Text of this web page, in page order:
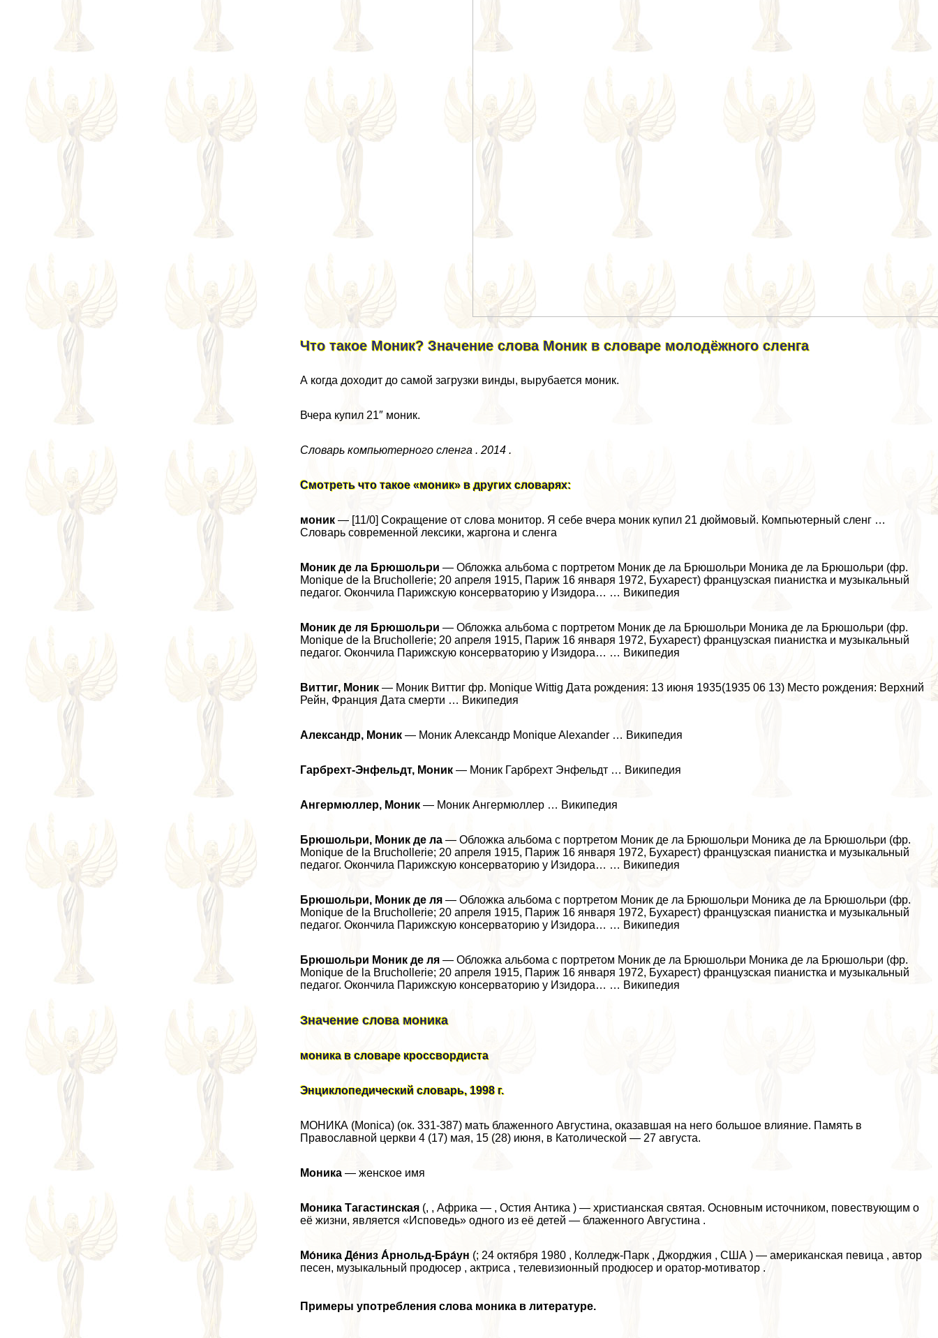
Что такое Моник? Значение слова Моник в словаре молодёжного сленга
А когда доходит до самой загрузки винды, вырубается моник.
Вчера купил 21″ моник.
Словарь компьютерного сленга . 2014 .
Смотреть что такое «моник» в других словарях:
моник — [11/0] Сокращение от слова монитор. Я себе вчера моник купил 21 дюймовый. Компьютерный сленг …
Cловарь современной лексики, жаргона и сленга
Моник де ла Брюшольри — Обложка альбома с портретом Моник де ла Брюшольри Моника де ла Брюшольри (фр.
Monique de la Bruchollerie; 20 апреля 1915, Париж 16 января 1972, Бухарест) французская пианистка и музыкальный
педагог. Окончила Парижскую консерваторию у Изидора… … Википедия
Моник де ля Брюшольри — Обложка альбома с портретом Моник де ла Брюшольри Моника де ла Брюшольри (фр.
Monique de la Bruchollerie; 20 апреля 1915, Париж 16 января 1972, Бухарест) французская пианистка и музыкальный
педагог. Окончила Парижскую консерваторию у Изидора… … Википедия
Виттиг, Моник — Моник Виттиг фр. Monique Wittig Дата рождения: 13 июня 1935(1935 06 13) Место рождения: Верхний
Рейн, Франция Дата cмepти … Википедия
Александр, Моник — Моник Александр Monique Alexander … Википедия
Гарбрехт-Энфельдт, Моник — Моник Гарбрехт Энфельдт … Википедия
Ангермюллер, Моник — Моник Ангермюллер … Википедия
Брюшольри, Моник де ла — Обложка альбома с портретом Моник де ла Брюшольри Моника де ла Брюшольри (фр.
Monique de la Bruchollerie; 20 апреля 1915, Париж 16 января 1972, Бухарест) французская пианистка и музыкальный
педагог. Окончила Парижскую консерваторию у Изидора… … Википедия
Брюшольри, Моник де ля — Обложка альбома с портретом Моник де ла Брюшольри Моника де ла Брюшольри (фр.
Monique de la Bruchollerie; 20 апреля 1915, Париж 16 января 1972, Бухарест) французская пианистка и музыкальный
педагог. Окончила Парижскую консерваторию у Изидора… … Википедия
Брюшольри Моник де ля — Обложка альбома с портретом Моник де ла Брюшольри Моника де ла Брюшольри (фр.
Monique de la Bruchollerie; 20 апреля 1915, Париж 16 января 1972, Бухарест) французская пианистка и музыкальный
педагог. Окончила Парижскую консерваторию у Изидора… … Википедия
Значение слова моника
моника в словаре кроссвордиста
Энциклопедический словарь, 1998 г.
МОНИКА (Monica) (ок. 331-387) мать блаженного Августина, оказавшая на него большое влияние. Память в
Православной церкви 4 (17) мая, 15 (28) июня, в Католической — 27 августа.
Моника — женское имя
Моника Тагастинская (, , Африка — , Остия Антика ) — христианская святая. Основным источником, повествующим о
её жизни, является «Исповедь» одного из её детей — блаженного Августина .
Мо́ника Де́низ А́рнольд-Бра́ун (; 24 октября 1980 , Колледж-Парк , Джорджия , США ) — американская певица , автор
песен, музыкальный продюсер , актриса , телевизионный продюсер и оратор-мотиватор .
Примеры употрeбления слова моника в литературе.